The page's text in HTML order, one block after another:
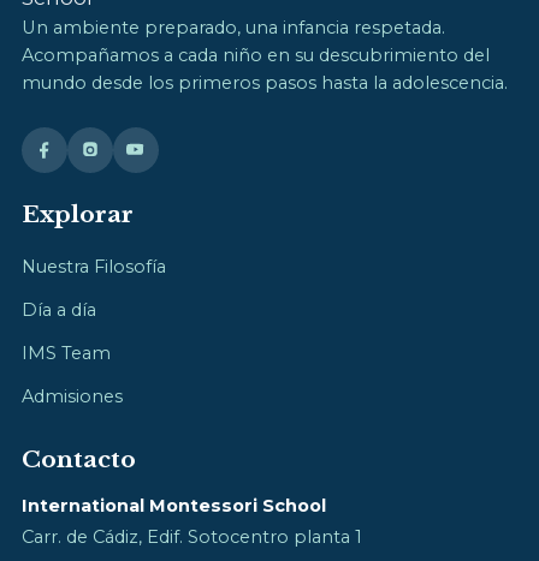
Un ambiente preparado, una infancia respetada.
Acompañamos a cada niño en su descubrimiento del
mundo desde los primeros pasos hasta la adolescencia.
Explorar
Nuestra Filosofía
Día a día
IMS Team
Admisiones
Contacto
International Montessori School
Carr. de Cádiz, Edif. Sotocentro planta 1